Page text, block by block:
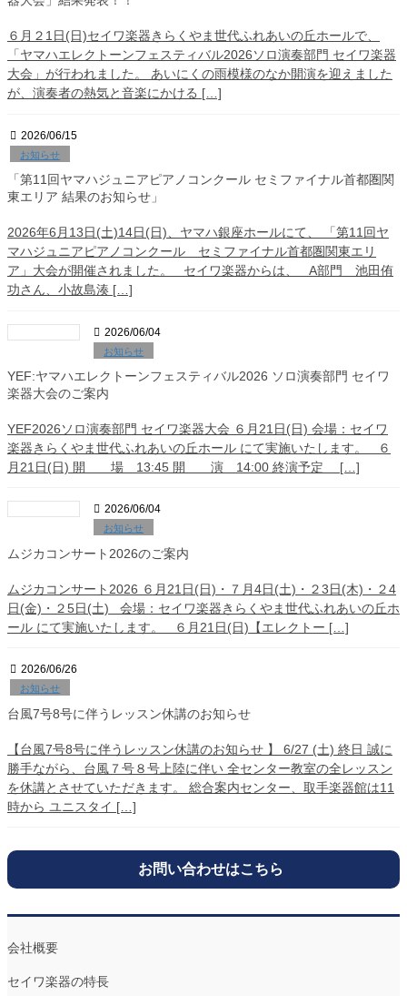
６月２1日(日)セイワ楽器きらくやま世代ふれあいの丘ホールで、
「ヤマハエレクトーンフェスティバル2026ソロ演奏部門 セイワ楽器
大会」が行われました。 あいにくの雨模様のなか開演を迎えました
が、演奏者の熱気と音楽にかける […]
2026/06/15
お知らせ
「第11回ヤマハジュニアピアノコンクール セミファイナル首都圏関
東エリア 結果のお知らせ」
2026年6月13日(土)14日(日)、ヤマハ銀座ホールにて、 「第11回ヤ
マハジュニアピアノコンクール セミファイナル首都圏関東エリ
ア」大会が開催されました。 セイワ楽器からは、 A部門 池田侑
功さん、小故島湊 […]
2026/06/04
お知らせ
YEF:ヤマハエレクトーンフェスティバル2026 ソロ演奏部門 セイワ
楽器大会のご案内
YEF2026ソロ演奏部門 セイワ楽器大会 ６月21日(日) 会場：セイワ
楽器きらくやま世代ふれあいの丘ホール にて実施いたします。 ６
月21日(日) 開 場 13:45 開 演 14:00 終演予定 […]
2026/06/04
お知らせ
ムジカコンサート2026のご案内
ムジカコンサート2026 ６月21日(日)・７月4日(土)・２3日(木)・２4
日(金)・２5日(土) 会場：セイワ楽器きらくやま世代ふれあいの丘ホ
ール にて実施いたします。 ６月21日(日)【エレクトー […]
2026/06/26
お知らせ
台風7号8号に伴うレッスン休講のお知らせ
【台風7号8号に伴うレッスン休講のお知らせ 】 6/27 (土) 終日 誠に
勝手ながら、台風７号８号上陸に伴い 全センター教室の全レッスン
を休講とさせていただきます。 総合案内センター、取手楽器館は11
時から ユニスタイ […]
お問い合わせはこちら
会社概要
セイワ楽器の特長